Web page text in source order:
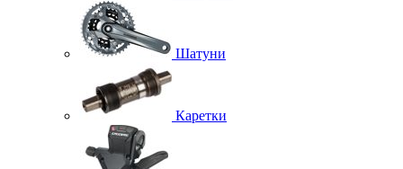
Шатуни
Каретки